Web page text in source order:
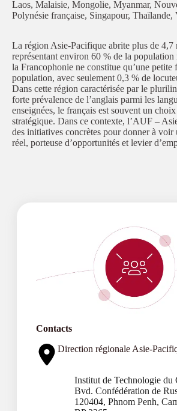
Laos, Malaisie, Mongolie, Myanmar,
Polynésie française, Singapour, Thaïlande,
La région Asie-Pacifique abrite plus de 4,7
représentant environ 60 % de la
la Francophonie ne constitue qu’une petite
population, avec seulement 0,3 % de
Dans cette région caractérisée par le
forte prévalence de l’anglais parmi les
enseignées, le français est souvent un
stratégique. Dans ce contexte, l’AUF –
des initiatives concrètes pour donner à voir
réel, porteuse d’opportunités et levier
Contacts
Direction régionale Asie-
Institut de Technologie du
Bvd. Confédération de
120404, Phnom Penh,